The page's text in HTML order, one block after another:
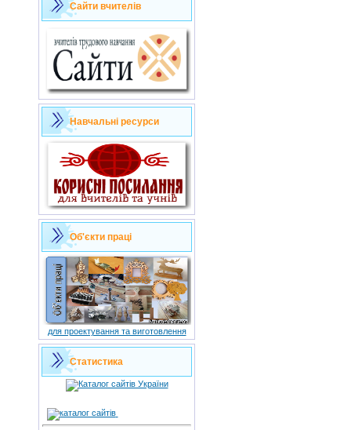
Сайти вчителів
Навчальні ресурси
Об'єкти праці
для проектування та виготовлення
Статистика